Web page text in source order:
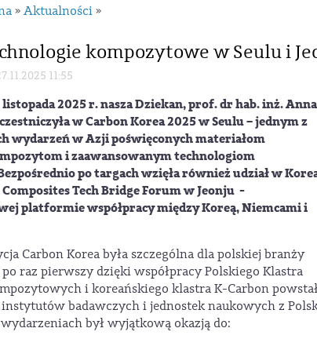
» Aktualności »
kompozytowe w Seulu i
11:55
listopada 2025 r. nasza Dziekan, prof. dr hab. inż. Anna
w Carbon Korea 2025 w Seulu – jednym z
wydarzeń w Azji poświęconych materiałom
i zaawansowanym technologiom
po targach wzięła również udział w
Tech Bridge Forum w Jeonju -
platformie współpracy między Koreą, Niemcami i
Carbon Korea była szczególna dla polskiej branży
raz pierwszy dzięki współpracy Polskiego Klastra
i koreańskiego klastra K-Carbon
badawczych i jednostek naukowych z
był wyjątkową okazją do: